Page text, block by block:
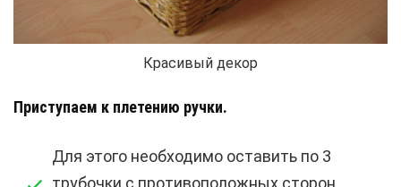
Красивый декор
Приступаем к плетению ручки.
Для этого необходимо оставить по 3
трубочки с противоположных сторон